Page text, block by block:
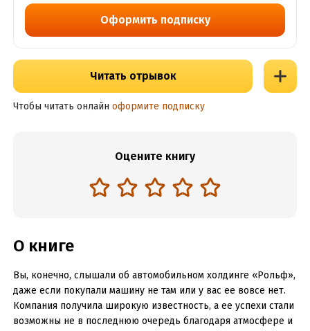
Оформить подписку
Читать отрывок
Чтобы читать онлайн оформите подписку
Оцените книгу
О книге
Вы, конечно, слышали об автомобильном холдинге «Рольф»,
даже если покупали машину не там или у вас ее вовсе нет.
Компания получила широкую известность, а ее успехи стали
возможны не в последнюю очередь благодаря атмосфере и